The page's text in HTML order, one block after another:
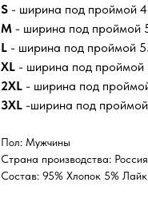
S - ширина под проймой
M - ширина под проймой
L - ширина под проймой
XL - ширина под проймой
2XL - ширина под
3XL -ширина под
Пол: Мужчины
Страна производства: Россия
Состав: 95% Хлопок 5%